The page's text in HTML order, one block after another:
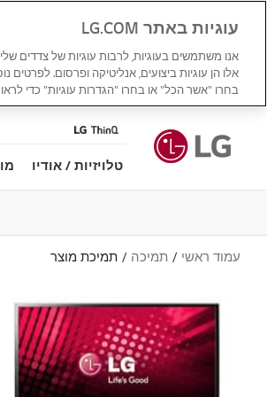
טלויזיות / אודיו
עמוד ראשי תמיכה תמיכת מוצר
עוגיות באתר LG.COM
אנו משתמשים בעוגיות, לרבות עוגיות של צדדים
אלו הן עוגיות ביצועים, אנליטיקה ופרסום. לפרטים
בחרו "אשר הכל" או בחרו "הגדרות עוגיות" כדי